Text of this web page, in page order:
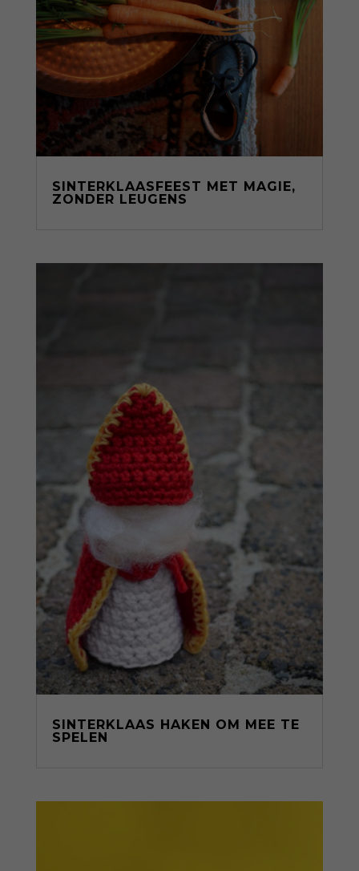
SINTERKLAASFEEST MET MAGIE,
ZONDER LEUGENS
SINTERKLAAS HAKEN OM MEE TE
SPELEN